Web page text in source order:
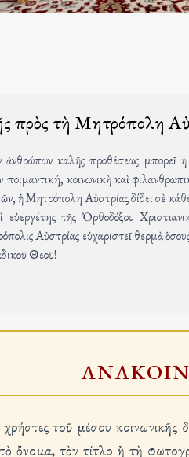
πρὸς τὴ Μητρόπολη
καλῆς προθέσεως μπορεῖ
ποιμαντική, κοινωνικὴ καὶ
ἡ Μητρόπολη Αὐστρίας δίδει σὲ κάθε
εὐεργέτης τῆς Ὀρθοδόξου
Αὐστρίας εὐχαριστεῖ θερμὰ
Θεοῦ!
χρήστες τοῦ μέσου
ὄνομα, τὸν τίτλο ἢ τὴ